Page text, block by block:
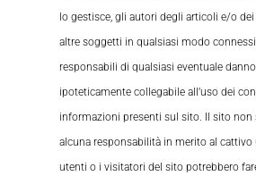
lo gestisce, gli autori degli articoli e/o
altre soggetti in qualsiasi modo
responsabili di qualsiasi eventuale
ipoteticamente collegabile all’uso dei
informazioni presenti sul sito. Il sito non
alcuna responsabilità in merito al cattivo
utenti o i visitatori del sito potrebbero